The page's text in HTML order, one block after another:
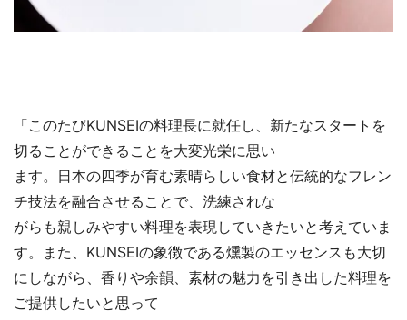
「このたびKUNSEIの料理長に就任し、新たなスタートを
切ることができることを大変光栄に思い
ます。日本の四季が育む素晴らしい食材と伝統的なフレン
チ技法を融合させることで、洗練されな
がらも親しみやすい料理を表現していきたいと考えていま
す。また、KUNSEIの象徴である燻製のエッセンスも大切
にしながら、香りや余韻、素材の魅力を引き出した料理を
ご提供したいと思って